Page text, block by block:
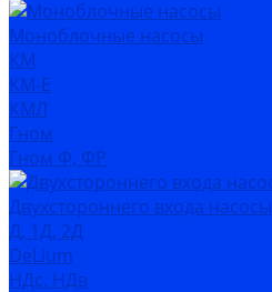
Моноблочные насосы
КМ
КМ-Е
КМЛ
Гном
Гном Ф, ФР
Двухстороннего входа насосы
Д, 1Д, 2Д
DeLium
НДс, НДв